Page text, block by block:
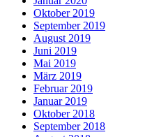
Oktober 2019
September 2019
August 2019
Juni 2019
Mai 2019
März 2019
Februar 2019
Januar 2019
Oktober 2018
September 2018